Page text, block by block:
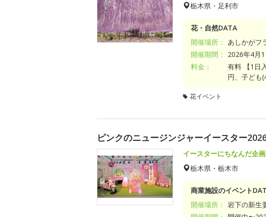
栃木県・足利市
花・自然DATA
開催場所：
あしかがフ
開催期間：
2026年4月
料金：
有料 【1日
円、子ども
花イベント
ピンクのニュージンジャーイースター
イースターにちなんだ企
栃木県・栃木市
商業施設のイベント
開催場所： 岩下の新生